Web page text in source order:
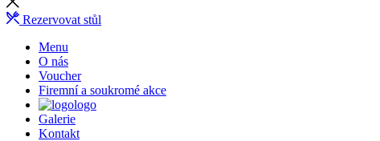
Rezervovat stůl
Menu
O nás
Voucher
Firemní a soukromé akce
logo
Galerie
Kontakt